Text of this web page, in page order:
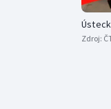
Zdroj: